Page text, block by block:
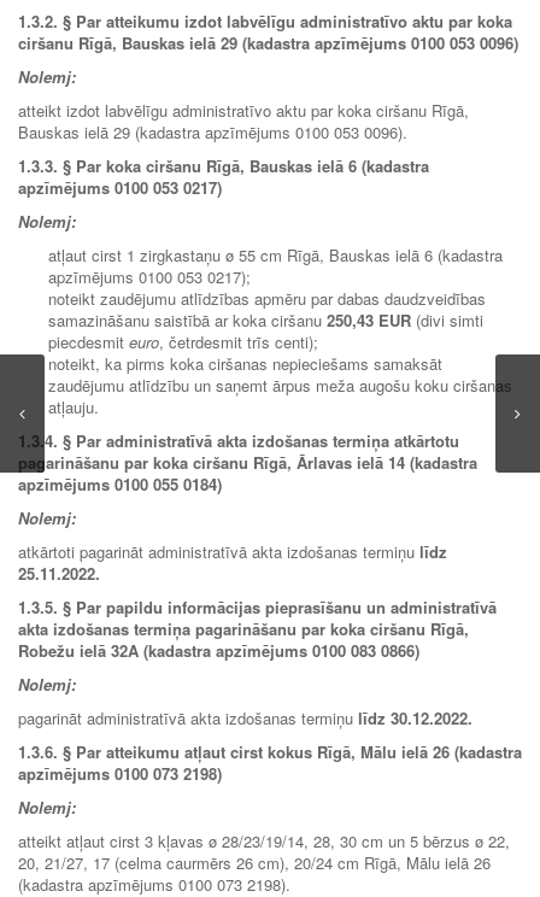
1.3.2. § Par atteikumu izdot labvēlīgu administratīvo aktu par koka
ciršanu Rīgā, Bauskas ielā 29 (kadastra apzīmējums 0100 053 0096)
Nolemj:
atteikt izdot labvēlīgu administratīvo aktu par koka ciršanu Rīgā,
Bauskas ielā 29 (kadastra apzīmējums 0100 053 0096).
1.3.3. § Par koka ciršanu Rīgā, Bauskas ielā 6 (kadastra
apzīmējums 0100 053 0217)
Nolemj:
atļaut cirst 1 zirgkastaņu ø 55 cm Rīgā, Bauskas ielā 6 (kadastra
apzīmējums 0100 053 0217);
noteikt zaudējumu atlīdzības apmēru par dabas daudzveidības
samazināšanu saistībā ar koka ciršanu 250,43 EUR (divi simti
piecdesmit euro, četrdesmit trīs centi);
noteikt, ka pirms koka ciršanas nepieciešams samaksāt
zaudējumu atlīdzību un saņemt ārpus meža augošu koku ciršanas
atļauju.
1.3.4. § Par administratīvā akta izdošanas termiņa atkārtotu
pagarināšanu par koka ciršanu Rīgā, Ārlavas ielā 14 (kadastra
apzīmējums 0100 055 0184)
Nolemj:
atkārtoti pagarināt administratīvā akta izdošanas termiņu līdz
25.11.2022.
1.3.5. § Par papildu informācijas pieprasīšanu un administratīvā
akta izdošanas termiņa pagarināšanu par koka ciršanu Rīgā,
Robežu ielā 32A (kadastra apzīmējums 0100 083 0866)
Nolemj:
pagarināt administratīvā akta izdošanas termiņu līdz 30.12.2022.
1.3.6. § Par atteikumu atļaut cirst kokus Rīgā, Mālu ielā 26 (kadastra
apzīmējums 0100 073 2198)
Nolemj:
atteikt atļaut cirst 3 kļavas ø 28/23/19/14, 28, 30 cm un 5 bērzus ø 22,
20, 21/27, 17 (celma caurmērs 26 cm), 20/24 cm Rīgā, Mālu ielā 26
(kadastra apzīmējums 0100 073 2198).